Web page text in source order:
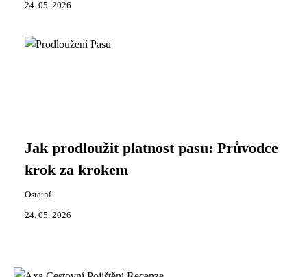
24. 05. 2026
Jak prodloužit platnost pasu: Průvodce
krok za krokem
Ostatní
24. 05. 2026